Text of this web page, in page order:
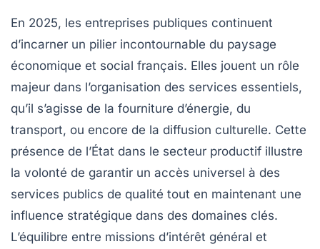
En 2025, les entreprises publiques continuent
d’incarner un pilier incontournable du paysage
économique et social français. Elles jouent un rôle
majeur dans l’organisation des services essentiels,
qu’il s’agisse de la fourniture d’énergie, du
transport, ou encore de la diffusion culturelle. Cette
présence de l’État dans le secteur productif illustre
la volonté de garantir un accès universel à des
services publics de qualité tout en maintenant une
influence stratégique dans des domaines clés.
L’équilibre entre missions d’intérêt général et